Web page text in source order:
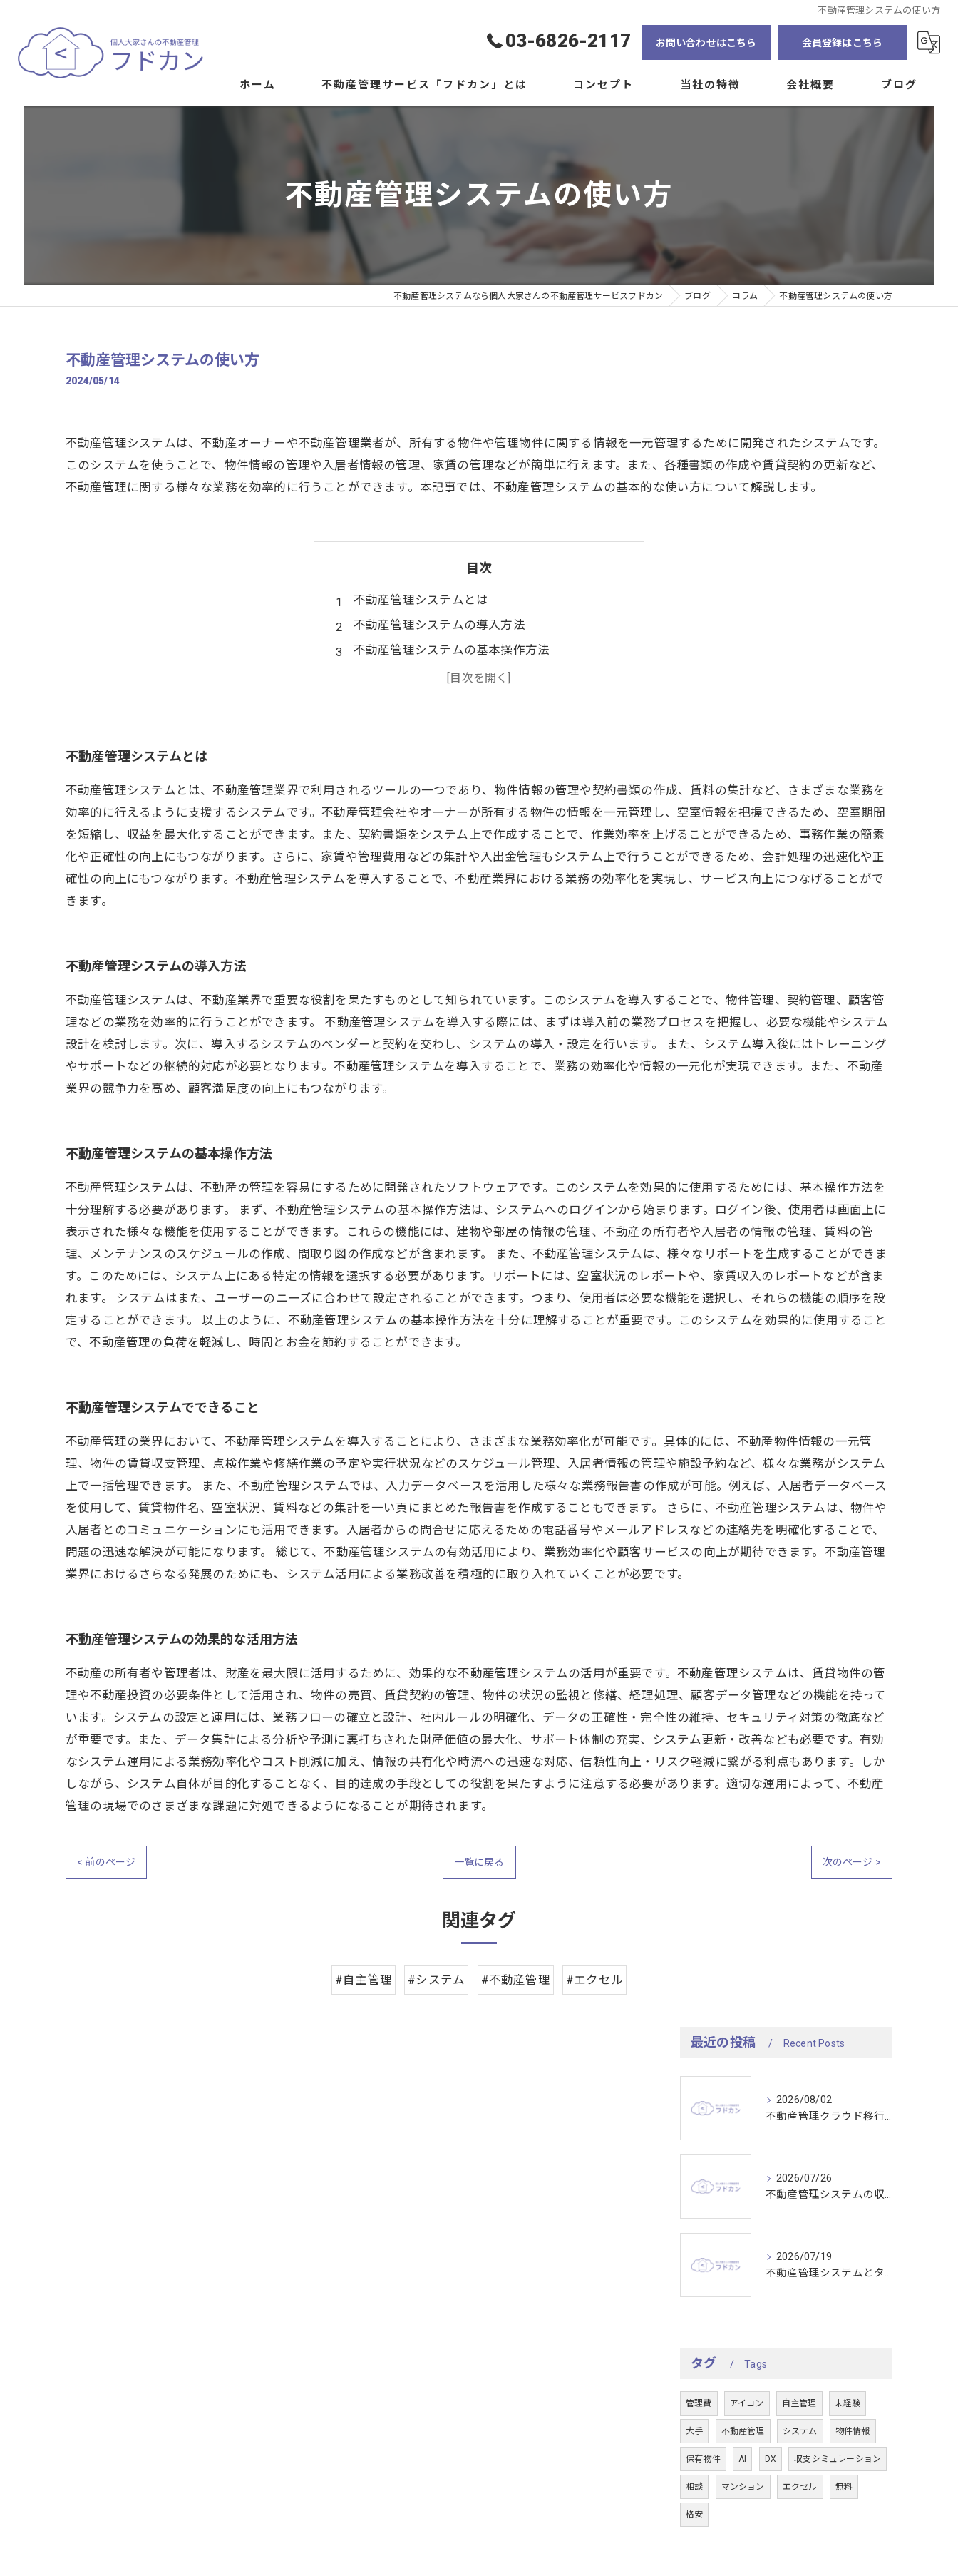
不動産管理システムの使い方
03-6826-2117 お問い合わせはこちら 会員登録はこちら
ホーム 不動産管理サービス「フドカン」とは
よくある質問
コンセプト 当社の特徴
アプリ
会社概要 ブログ
不動産管理システムの使い方
不動産管理システムなら個人大家さんの不動産管理サービスフドカン ブログ コラム 不動産管理システムの使い方
不動産管理システムの使い方
2024/05/14
不動産管理システムは、不動産オーナーや不動産管理業者が、所有する物件や管理物件に関する情報を一元管理するために開発されたシステムです。
このシステムを使うことで、物件情報の管理や入居者情報の管理、家賃の管理などが簡単に行えます。また、各種書類の作成や賃貸契約の更新など、
不動産管理に関する様々な業務を効率的に行うことができます。本記事では、不動産管理システムの基本的な使い方について解説します。
目次
不動産管理システムとは
不動産管理システムの導入方法
不動産管理システムの基本操作方法
不動産管理システムでできること
不動産管理システムの効果的な活用方法
不動産管理システムとは
不動産管理システムとは、不動産管理業界で利用されるツールの一つであり、物件情報の管理や契約書類の作成、賃料の集計など、さまざまな業務を
効率的に行えるように支援するシステムです。不動産管理会社やオーナーが所有する物件の情報を一元管理し、空室情報を把握できるため、空室期間
を短縮し、収益を最大化することができます。また、契約書類をシステム上で作成することで、作業効率を上げることができるため、事務作業の簡素
化や正確性の向上にもつながります。さらに、家賃や管理費用などの集計や入出金管理もシステム上で行うことができるため、会計処理の迅速化や正
確性の向上にもつながります。不動産管理システムを導入することで、不動産業界における業務の効率化を実現し、サービス向上につなげることがで
きます。
不動産管理システムの導入方法
不動産管理システムは、不動産業界で重要な役割を果たすものとして知られています。このシステムを導入することで、物件管理、契約管理、顧客管
理などの業務を効率的に行うことができます。 不動産管理システムを導入する際には、まずは導入前の業務プロセスを把握し、必要な機能やシステム
設計を検討します。次に、導入するシステムのベンダーと契約を交わし、システムの導入・設定を行います。 また、システム導入後にはトレーニング
やサポートなどの継続的対応が必要となります。不動産管理システムを導入することで、業務の効率化や情報の一元化が実現できます。また、不動産
業界の競争力を高め、顧客満足度の向上にもつながります。
不動産管理システムの基本操作方法
不動産管理システムは、不動産の管理を容易にするために開発されたソフトウェアです。このシステムを効果的に使用するためには、基本操作方法を
十分理解する必要があります。 まず、不動産管理システムの基本操作方法は、システムへのログインから始まります。ログイン後、使用者は画面上に
表示された様々な機能を使用することができます。これらの機能には、建物や部屋の情報の管理、不動産の所有者や入居者の情報の管理、賃料の管
理、メンテナンスのスケジュールの作成、間取り図の作成などが含まれます。 また、不動産管理システムは、様々なリポートを生成することができま
す。このためには、システム上にある特定の情報を選択する必要があります。リポートには、空室状況のレポートや、家賃収入のレポートなどが含ま
れます。 システムはまた、ユーザーのニーズに合わせて設定されることができます。つまり、使用者は必要な機能を選択し、それらの機能の順序を設
定することができます。 以上のように、不動産管理システムの基本操作方法を十分に理解することが重要です。このシステムを効果的に使用すること
で、不動産管理の負荷を軽減し、時間とお金を節約することができます。
不動産管理システムでできること
不動産管理の業界において、不動産管理システムを導入することにより、さまざまな業務効率化が可能です。具体的には、不動産物件情報の一元管
理、物件の賃貸収支管理、点検作業や修繕作業の予定や実行状況などのスケジュール管理、入居者情報の管理や施設予約など、様々な業務がシステム
上で一括管理できます。 また、不動産管理システムでは、入力データベースを活用した様々な業務報告書の作成が可能。例えば、入居者データベース
を使用して、賃貸物件名、空室状況、賃料などの集計を一い頁にまとめた報告書を作成することもできます。 さらに、不動産管理システムは、物件や
入居者とのコミュニケーションにも活用できます。入居者からの問合せに応えるための電話番号やメールアドレスなどの連絡先を明確化することで、
問題の迅速な解決が可能になります。 総じて、不動産管理システムの有効活用により、業務効率化や顧客サービスの向上が期待できます。不動産管理
業界におけるさらなる発展のためにも、システム活用による業務改善を積極的に取り入れていくことが必要です。
不動産管理システムの効果的な活用方法
不動産の所有者や管理者は、財産を最大限に活用するために、効果的な不動産管理システムの活用が重要です。不動産管理システムは、賃貸物件の管
理や不動産投資の必要条件として活用され、物件の売買、賃貸契約の管理、物件の状況の監視と修繕、経理処理、顧客データ管理などの機能を持って
います。システムの設定と運用には、業務フローの確立と設計、社内ルールの明確化、データの正確性・完全性の維持、セキュリティ対策の徹底など
が重要です。また、データ集計による分析や予測に裏打ちされた財産価値の最大化、サポート体制の充実、システム更新・改善なども必要です。有効
なシステム運用による業務効率化やコスト削減に加え、情報の共有化や時流への迅速な対応、信頼性向上・リスク軽減に繋がる利点もあります。しか
しながら、システム自体が目的化することなく、目的達成の手段としての役割を果たすように注意する必要があります。適切な運用によって、不動産
管理の現場でのさまざまな課題に対処できるようになることが期待されます。
< 前のページ 一覧に戻る 次のページ >
関連タグ
#自主管理 #システム #不動産管理 #エクセル
最近の投稿 Recent Posts
2026/08/02
不動産管理クラウド移行で東京都の業務効率と比較ポイントを分かりやすく解説
2026/07/26
不動産管理システムの収容能力を活かして大規模物件管理を効率化する最適な選び方
2026/07/19
不動産管理システムとタスク管理で東京都の現場効率を上げる秘訣
タグ Tags
管理費 アイコン 自主管理 未経験
大手 不動産管理 システム 物件情報
保有物件 AI DX 収支シミュレーション
相談 マンション エクセル 無料
格安